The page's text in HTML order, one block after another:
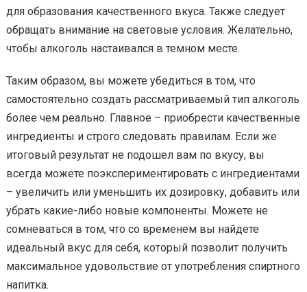
для образования качественного вкуса. Также следует
обращать внимание на световые условия. Желательно,
чтобы алкоголь настаивался в темном месте.
Таким образом, вы можете убедиться в том, что
самостоятельно создать рассматриваемый тип алкоголь
более чем реально. Главное – приобрести качественные
ингредиенты и строго следовать правилам. Если же
итоговый результат не подошел вам по вкусу, вы
всегда можете поэкспериментировать с ингредиентами
– увеличить или уменьшить их дозировку, добавить или
убрать какие-либо новые компоненты. Можете не
сомневаться в том, что со временем вы найдете
идеальный вкус для себя, который позволит получить
максимальное удовольствие от употребления спиртного
напитка.